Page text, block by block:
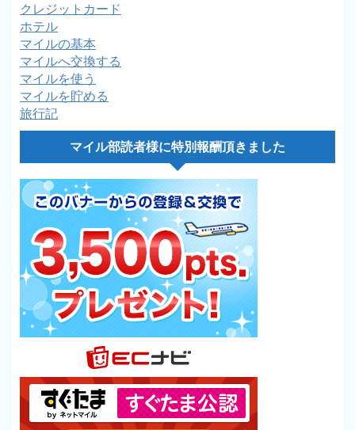
クレジットカード
ホテル
マイルの基本
マイルへ交換する
マイルを使う
マイルを貯める
旅行記
マイル部読者様に特別報酬頂きました